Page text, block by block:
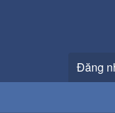
Đăng